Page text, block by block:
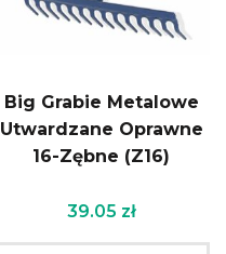
Big Grabie Metalowe
Utwardzane Oprawne
16-Zębne (Z16)
39.05 zł